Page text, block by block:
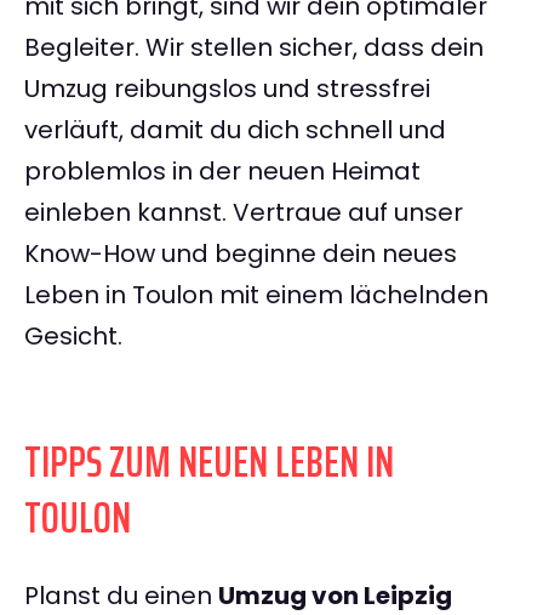
Begleiter. Wir stellen sicher, dass dein
Umzug reibungslos und stressfrei
verläuft, damit du dich schnell und
problemlos in der neuen Heimat
einleben kannst. Vertraue auf unser
Know-How und beginne dein neues
Leben in Toulon mit einem lächelnden
Gesicht.
TIPPS ZUM NEUEN LEBEN IN
TOULON
Planst du einen Umzug von Leipzig